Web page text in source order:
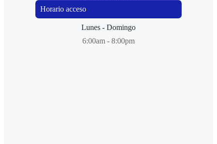
Horario acceso
Lunes - Domingo
6:00am - 8:00pm